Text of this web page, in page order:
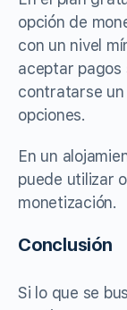
opción de
con un nivel
aceptar pagos
contratarse
opciones.
En un
puede utilizar
monetización.
Conclusión
Si lo que se